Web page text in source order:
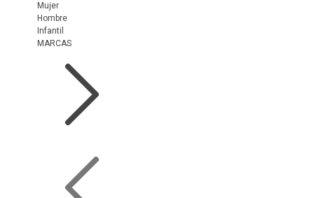
Mujer
Hombre
Infantil
MARCAS